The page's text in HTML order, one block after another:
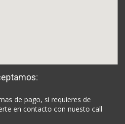
de pago, si requieres de
en contacto con nuesto call